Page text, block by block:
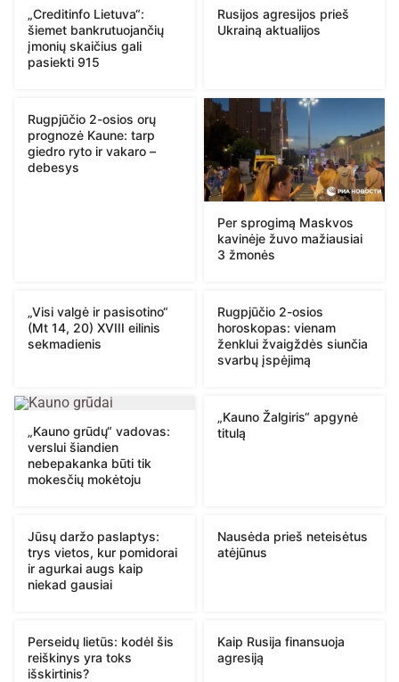
„Creditinfo Lietuva“:
šiemet bankrutuojančių
įmonių skaičius gali
pasiekti 915
Rusijos agresijos prieš
Ukrainą aktualijos
Rugpjūčio 2-osios orų
prognozė Kaune: tarp
giedro ryto ir vakaro –
debesys
Per sprogimą Maskvos
kavinėje žuvo mažiausiai
3 žmonės
„Visi valgė ir pasisotino“
(Mt 14, 20) XVIII eilinis
sekmadienis
Rugpjūčio 2-osios
horoskopas: vienam
ženklui žvaigždės siunčia
svarbų įspėjimą
„Kauno grūdų“ vadovas:
verslui šiandien
nebepakanka būti tik
mokesčių mokėtoju
„Kauno Žalgiris“ apgynė
titulą
Jūsų daržo paslaptys:
trys vietos, kur pomidorai
ir agurkai augs kaip
niekad gausiai
Nausėda prieš neteisėtus
atėjūnus
Perseidų lietūs: kodėl šis
reiškinys yra toks
išskirtinis?
Kaip Rusija finansuoja
agresiją